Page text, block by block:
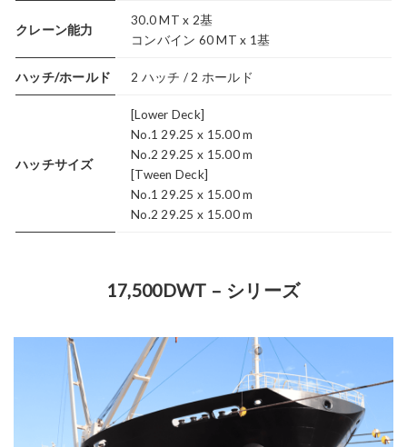
クレーン能力
30.0 MT x 2基
コンバイン 60 MT x 1基
ハッチ/ホールド 2 ハッチ / 2 ホールド
ハッチサイズ
[Lower Deck]
No.1 29.25 x 15.00 m
No.2 29.25 x 15.00 m
[Tween Deck]
No.1 29.25 x 15.00 m
No.2 29.25 x 15.00 m
17,500DWT – シリーズ